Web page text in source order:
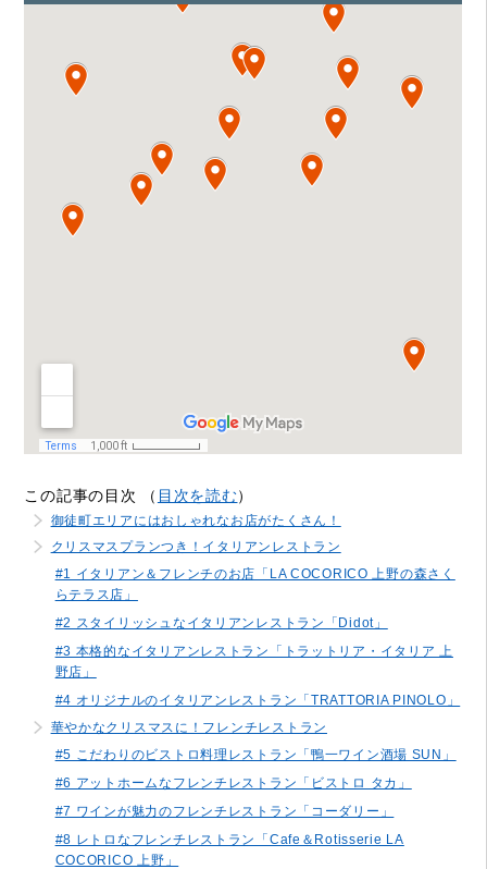
この記事の目次 （ 目次を読む）
御徒町エリアにはおしゃれなお店がたくさん！
クリスマスプランつき！イタリアンレストラン
#1 イタリアン＆フレンチのお店「LA COCORICO 上野の森さく
らテラス店」
#2 スタイリッシュなイタリアンレストラン「Didot」
#3 本格的なイタリアンレストラン「トラットリア・イタリア 上
野店」
#4 オリジナルのイタリアンレストラン「TRATTORIA PINOLO」
華やかなクリスマスに！フレンチレストラン
#5 こだわりのビストロ料理レストラン「鴨一ワイン酒場 SUN」
#6 アットホームなフレンチレストラン「ビストロ タカ」
#7 ワインが魅力のフレンチレストラン「コーダリー」
#8 レトロなフレンチレストラン「Cafe＆Rotisserie LA
COCORICO 上野」